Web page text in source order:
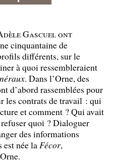
Gascuel ont
cinquantaine de
différents, sur le
à quoi ressembleraient
. Dans l’Orne, des
d’abord rassemblées pour
les contrats de travail : qui
et comment ? Qui avait
quoi ? Dialoguer
des informations
est née laFécor,